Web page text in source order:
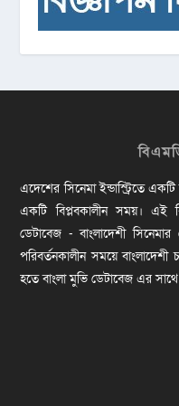
এদেশের সিনেমা ইন্ডাস্ট্রিতে
একটি বিপ্লবকালীন সময়। এই
ডেটাবেজ - বাংলাদেশী সিনেমার
পরিবর্তনকালীন সময়ে বাংলাদেশী
হতে বাংলা মুভি ডেটাবেজ এর